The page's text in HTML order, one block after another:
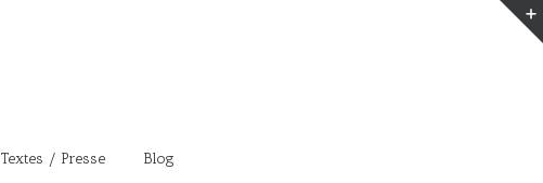
Textes / Presse Blog